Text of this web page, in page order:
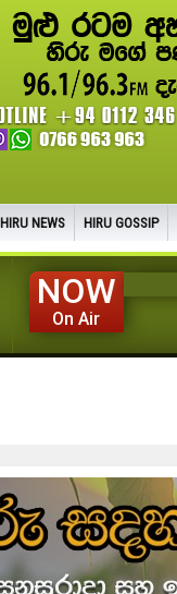
HIRU NEWS HIRU GOSSIP
NOW
On Air